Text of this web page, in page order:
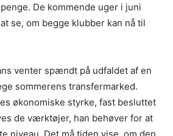
De kommende uger i juni
se, om begge klubber kan nå til
venter spændt på udfaldet af en
sommerens transfermarked.
økonomiske styrke, fast besluttet
de værktøjer, han behøver for at